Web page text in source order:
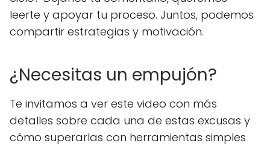
leerte y apoyar tu proceso. Juntos, podemos
compartir estrategias y motivación.
¿Necesitas un empujón?
Te invitamos a ver este video con más
detalles sobre cada una de estas excusas y
cómo superarlas con herramientas simples